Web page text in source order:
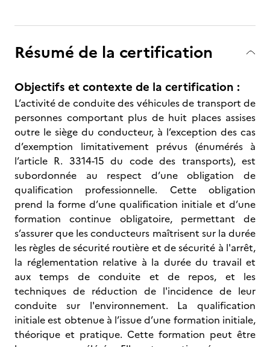
Résumé de la certification
Objectifs et contexte de la certification :
L’activité de conduite des véhicules de transport de
personnes comportant plus de huit places assises
outre le siège du conducteur, à l’exception des cas
d’exemption limitativement prévus (énumérés à
l’article R. 3314-15 du code des transports), est
subordonnée au respect d’une obligation de
qualification professionnelle. Cette obligation
prend la forme d’une qualification initiale et d’une
formation continue obligatoire, permettant de
s’assurer que les conducteurs maîtrisent sur la durée
les règles de sécurité routière et de sécurité à l'arrêt,
la réglementation relative à la durée du travail et
aux temps de conduite et de repos, et les
techniques de réduction de l'incidence de leur
conduite sur l'environnement. La qualification
initiale est obtenue à l’issue d’une formation initiale,
théorique et pratique. Cette formation peut être